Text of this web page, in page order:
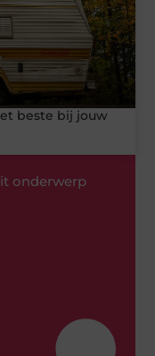
beste bij jouw
onderwerp